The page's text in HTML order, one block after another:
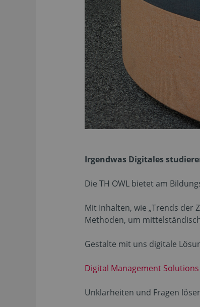
Irgendwas Digitales
Die TH OWL bietet am
Mit Inhalten, wie „Trends der
Methoden, um
Gestalte mit uns digitale
Digital Management Solutions
Unklarheiten und Fragen